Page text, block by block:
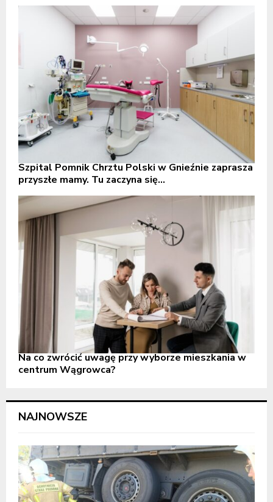
Szpital Pomnik Chrztu Polski w Gnieźnie zaprasza
przyszłe mamy. Tu zaczyna się...
Na co zwrócić uwagę przy wyborze mieszkania w
centrum Wągrowca?
NAJNOWSZE